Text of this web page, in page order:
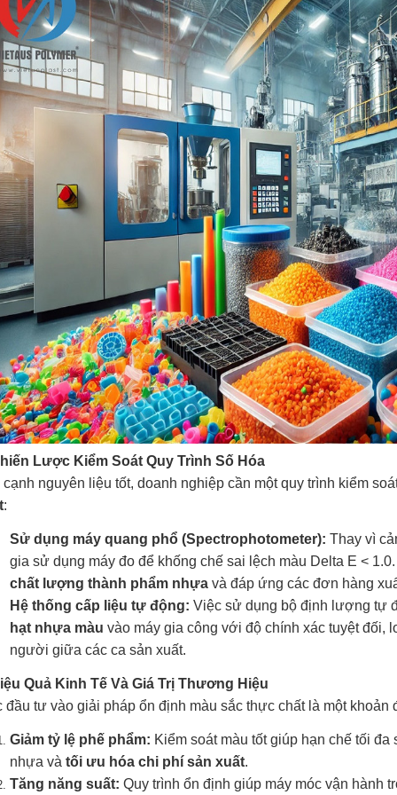
Lược Kiểm Soát Quy Trình Số Hóa
cạnh nguyên liệu tốt, doanh nghiệp cần một quy trình kiểm
:
Sử dụng máy quang phổ (Spectrophotometer): Thay vì
gia sử dụng máy đo để khống chế sai lệch màu Delta E <
chất lượng thành phẩm nhựavà đáp ứng các đơn hàng
Hệ thống cấp liệu tự động: Việc sử dụng bộ định lượng tự
hạt nhựa màu vào máy gia công với độ chính xác tuyệt đối,
người giữa các ca sản xuất.
Quả Kinh Tế Và Giá Trị Thương Hiệu
đầu tư vào giải pháp ổn định màu sắc thực chất là một
Giảm tỷ lệ phế phẩm: Kiểm soát màu tốt giúp hạn chế tối
nhựa và tối ưu hóa chi phí sản xuất.
Tăng năng suất: Quy trình ổn định giúp máy móc vận hành